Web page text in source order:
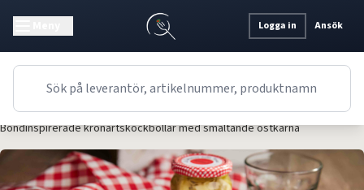
Logga in Ansök
Recept Förrätt
Italienskt
Bondinspirerade kronärtskockbollar med smältande ostkärna